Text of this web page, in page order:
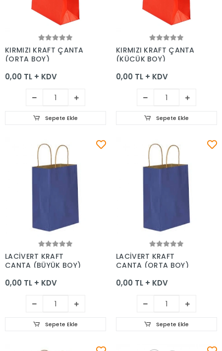
Sepete Ekle
KIRMIZI KRAFT ÇANTA
(ORTA BOY)
0,00 TL + KDV
Sepete Ekle
Sepete Ekle
KIRMIZI KRAFT ÇANTA
(KÜÇÜK BOY)
0,00 TL + KDV
Sepete Ekle
Sepete Ekle
LACİVERT KRAFT
ÇANTA (BÜYÜK BOY)
0,00 TL + KDV
Sepete Ekle
Sepete Ekle
LACİVERT KRAFT
ÇANTA (ORTA BOY)
0,00 TL + KDV
Sepete Ekle